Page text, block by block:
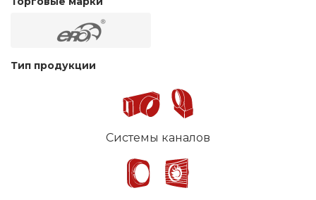
Тип продукции
Системы каналов